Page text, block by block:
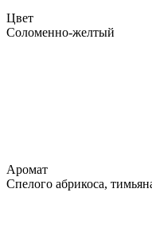
Цвет
Соломенно-желтый
Аромат
Спелого абрикоса,